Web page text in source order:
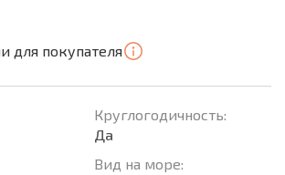
для покупателя
Круглогодичность:
Да
Вид на море: